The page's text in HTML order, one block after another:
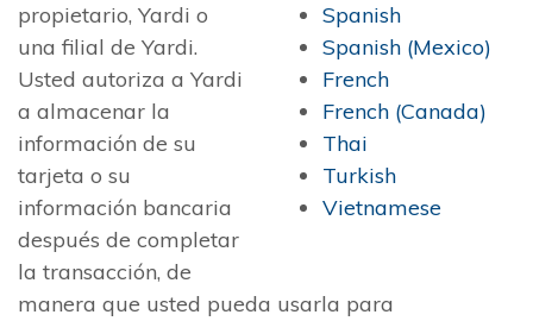
Spanish
Spanish (Mexico)
French
French (Canada)
Thai
Turkish
Vietnamese
propietario, Yardi o
una filial de Yardi.
Usted autoriza a Yardi
a almacenar la
información de su
tarjeta o su
información bancaria
después de completar
la transacción, de
manera que usted pueda usarla para